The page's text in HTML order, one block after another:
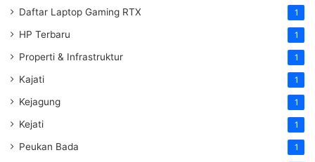
Daftar Laptop Gaming RTX 1
HP Terbaru 1
Properti & Infrastruktur 1
Kajati 1
Kejagung 1
Kejati 1
Peukan Bada 1